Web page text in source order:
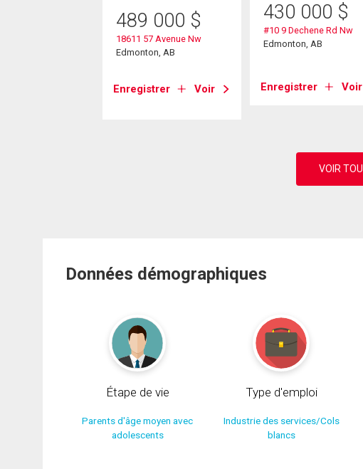
489 000 $
18611 57 Avenue Nw
Edmonton, AB
Enregistrer Voir
430 000 $
#10 9 Dechene Rd Nw
Edmonton, AB
Enregistrer Voir
Données démographiques
Étape de vie
Parents d'âge moyen avec
adolescents
Type d'emploi
Industrie des services/Cols
blancs